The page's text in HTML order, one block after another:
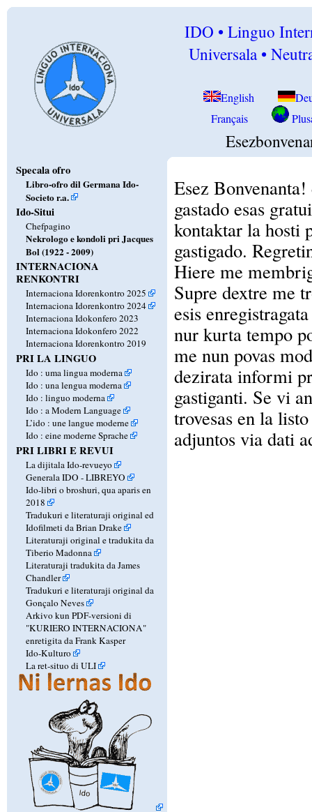
IDO • Linguo
Universala •
English
Français
Specala ofro
Libro-ofro dil Germana Ido-
Societo r.a.
Ido-Situi
Chefpagino
Nekrologo e kondoli pri Jacques
Bol (1922 - 2009)
INTERNACIONA
RENKONTRI
Internaciona Idorenkontro 2025
Internaciona Idorenkontro 2024
Internaciona Idokonfero 2023
Internaciona Idokonfero 2022
Internaciona Idorenkontro 2019
PRI LA LINGUO
Ido : uma lingua moderna
Ido : una lengua moderna
Ido : linguo moderna
Ido : a Modern Language
L’ido : une langue moderne
Ido : eine moderne Sprache
PRI LIBRI E REVUI
La dijitala Ido-revueyo
Generala IDO - LIBREYO
Ido-libri o broshuri, qua aparis en
2018
Tradukuri e literaturaji original ed
Idofilmeti da Brian Drake
Literaturaji original e tradukita da
Tiberio Madonna
Literaturaji tradukita da James
Chandler
Tradukuri e literaturaji original da
Gonçalo Neves
Arkivo kun PDF-versioni di
"KURIERO INTERNACIONA"
enretigita da Frank Kasper
Ido-Kulturo
La ret-situo di ULI
Esez
gastado esas
kontaktar la hosti
gastigado.
Hiere me
Supre dextre me
esis
nur kurta tempo
me nun povas
dezirata informi
gastiganti. Se vi
trovesas en la
adjuntos via dati